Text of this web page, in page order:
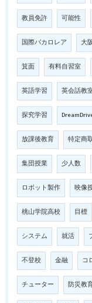
教員免許 可能性
国際バカロレア 大
箕面 有料自習室
英語学習 英会話教
探究学習
放課後教育 特定商
集団授業 少人数
ロボット製作 映像
桃山学院高校 目標
システム 就活
不登校 金融 コ
チューター 防災教